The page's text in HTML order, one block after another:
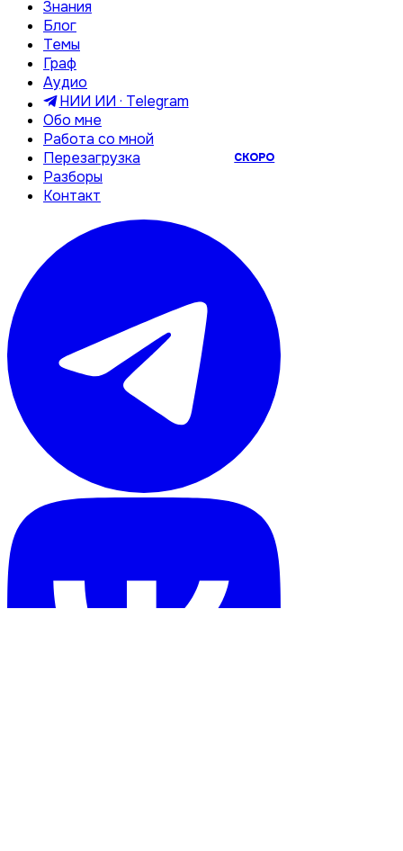
Знания
Блог
Темы
Граф
Аудио
НИИ ИИ · Telegram
Обо мне
Работа со мной
Перезагрузка
СКОРО
Разборы
Контакт